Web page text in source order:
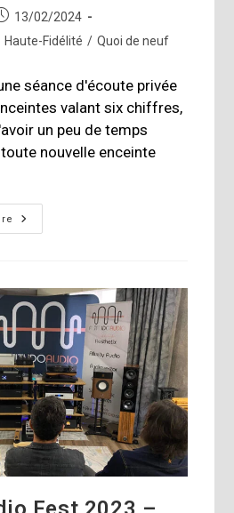
:
13/02/2024
Haute-Fidélité / Quoi de neuf
séance d'écoute privée
valant six chiffres,
un peu de temps
nouvelle enceinte
Enceintes
Acoustiques